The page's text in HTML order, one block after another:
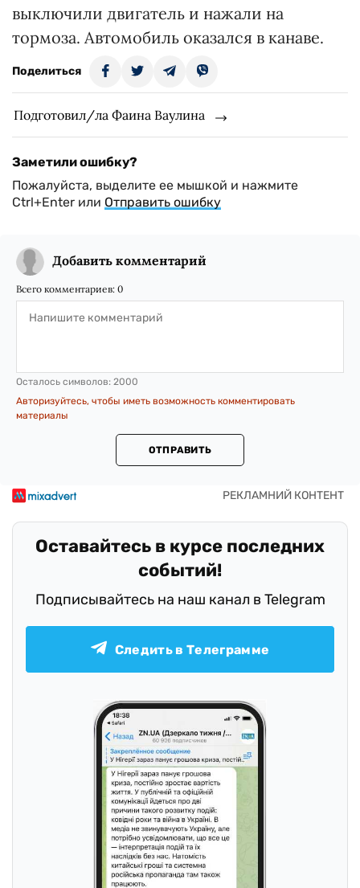
выключили двигатель и нажали на
тормоза. Автомобиль оказался в канаве.
Поделиться
Подготовил/ла Фаина Ваулина
Заметили ошибку?
Пожалуйста, выделите ее мышкой и нажмите
Ctrl+Enter или Отправить ошибку
Добавить комментарий
Всего комментариев: 0
Осталось символов: 2000
Авторизуйтесь, чтобы иметь возможность комментировать
материалы
ОТПРАВИТЬ
Оставайтесь в курсе последних
событий!
Подписывайтесь на наш канал в Telegram
Следить в Телеграмме